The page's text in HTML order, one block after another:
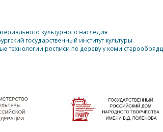
культурного наследия
государственный институт культуры
технологии росписи по дереву у коми